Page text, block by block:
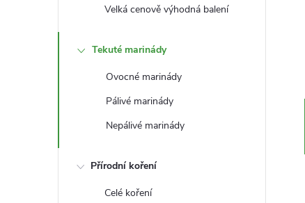
í
Velká cenově výhodná balení
Tekuté marinády
Ovocné marinády
Pálivé marinády
Nepálivé marinády
Přírodní koření
Celé koření